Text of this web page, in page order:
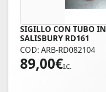
SIGILLO CON TUBO
SALISBURY RD161
COD: ARB-RD082104
89,00€I.C.